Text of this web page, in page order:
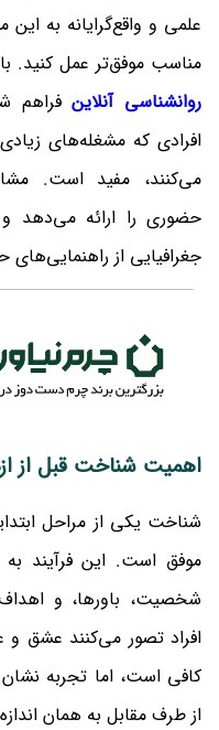
علمی و واقع‌گرایانه به
مناسب موفق‌تر عمل کنید.
روانشناسی آنلاینفراهم
افرادی که مشغله‌های زیادی
می‌کنند، مفید است.
حضوری را ارائه
جغرافیایی از راهنمایی‌های
اهمیت شناخت قبل از
شناخت یکی از مراحل
موفق است. این فرآیند
شخصیت، باورها، و
افراد تصور می‌کنند عشق
کافی است، اما تجربه
از طرف مقابل به همان